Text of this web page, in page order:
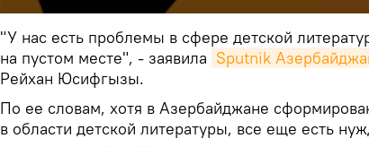
"У нас есть проблемы в сфере детской
на пустом месте", - заявила Sputnik
Рейхан Юсифгызы.
По ее словам, хотя в Азербайджане
в области детской литературы, все еще есть